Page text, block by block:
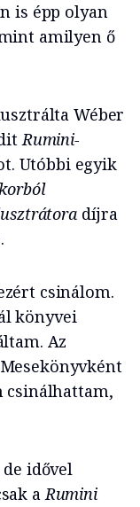
is épp olyan
amilyen ő
Wéber
Rumini-
Utóbbi egyik
díjra
csinálom.
könyvei
Az
csinálhattam,
idővel
aRumini